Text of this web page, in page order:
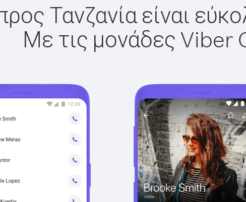
Τανζανία είναι
Με τις μονάδες Viber